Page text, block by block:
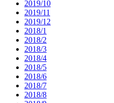
2019/10
2019/11
2019/12
2018/1
2018/2
2018/3
2018/4
2018/5
2018/6
2018/7
2018/8